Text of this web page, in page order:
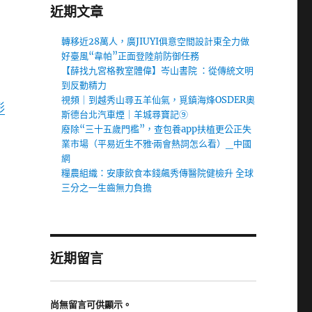
近期文章
轉移近28萬人，廣JIUYI俱意空間設計東全力做
好臺風“韋帕”正面登陸前防御任務
【薛找九宮格教室體偉】岑山書院 ：從傳統文明
到反動精力
視頻｜到越秀山尋五羊仙氣，覓鎮海烽OSDER奧
斯德台北汽車煙｜羊城尋寶記⑨
廢除“三十五歲門檻”，查包養app扶植更公正失
業市場（平易近生不雅·兩會熱詞怎么看）_中國
網
糧農組織：安康飲食本錢飆秀傳醫院健檢升 全球
三分之一生齒無力負擔
近期留言
尚無留言可供顯示。